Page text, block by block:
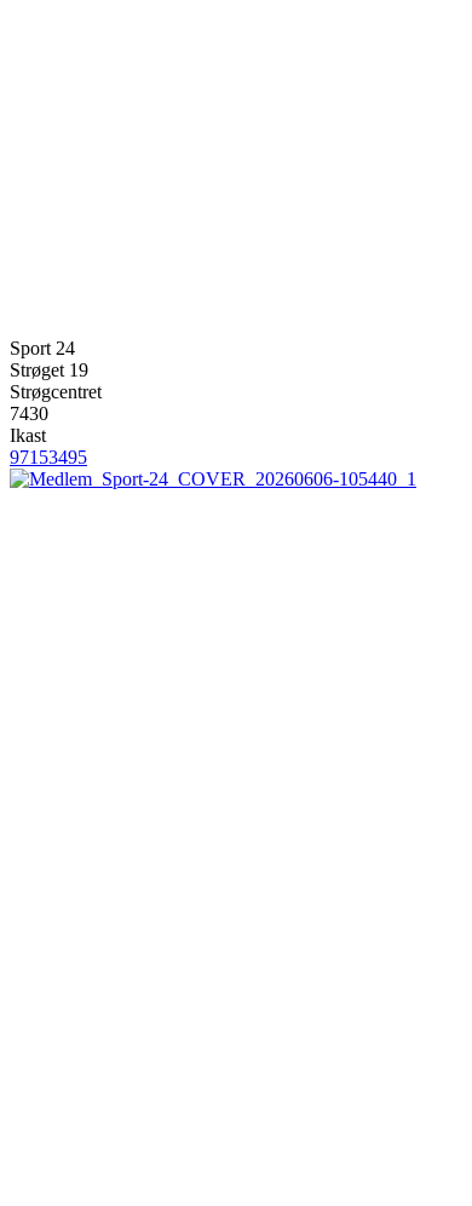
Sport 24
Strøget 19
Strøgcentret
7430
Ikast
97153495